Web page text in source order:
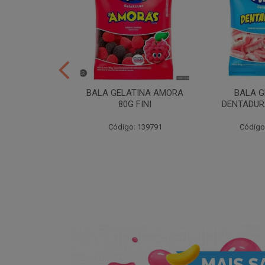
BALA GELATINA AMORA
80G FINI
Código: 139791
BALA